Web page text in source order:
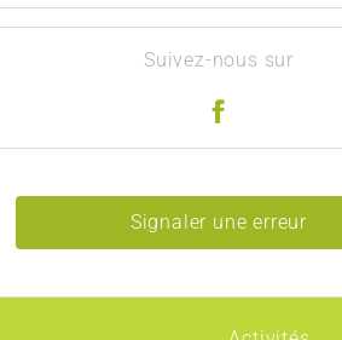
Suivez-nous sur
Signaler une erreur